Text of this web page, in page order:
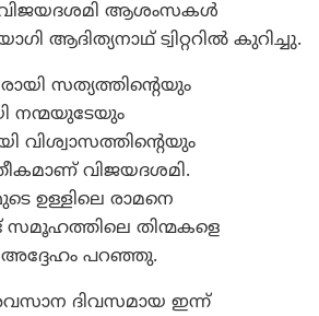
വിജയദശമി ആശംസകള്‍
ആദിത്യനാഥ് ട്വിറ്ററില്‍ കുറിച്ചു.
സത്യത്തിന്റെയും
നന്മയുടേയും
വിശ്വാസത്തിന്റെയും
വിജയദശമി.
ഉള്ളിലെ രാമനെ
തിന്മകളെ
അദ്ദേഹം പറഞ്ഞു.
ദിവസമായ ഇന്ന്